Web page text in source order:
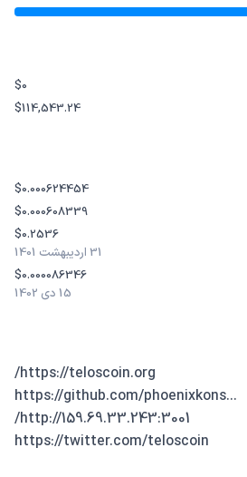
$0
$114,543.24
$0.000624454
$0.000608339
$0.2536
31 اردیبهشت 1401
$0.000086346
15 دی 1402
https://teloscoin.org/
...https://github.com/phoenixkons
http://159.69.33.243:3001/
https://twitter.com/teloscoin